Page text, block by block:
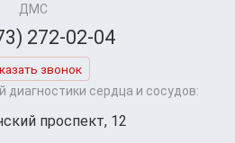
ДМС
272-02-04
звонок
диагностики сердца и сосудов:
проспект, 12